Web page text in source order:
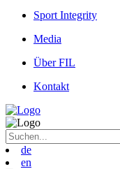
Sport Integrity
Media
Über FIL
Kontakt
de
en